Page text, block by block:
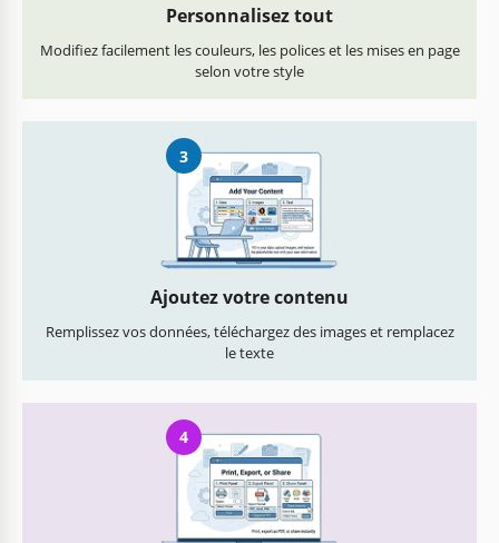
Personnalisez tout
Modifiez facilement les couleurs, les polices et les mises en page
selon votre style
3
Ajoutez votre contenu
Remplissez vos données, téléchargez des images et remplacez
le texte
4